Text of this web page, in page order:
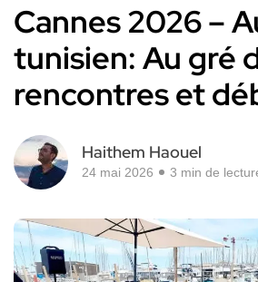
Cannes 2026 –
tunisien: Au gré
rencontres et
Haithem Haouel
24 mai 2026 3 min de